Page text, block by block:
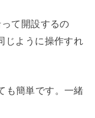
て開設するの
じように操作すれ
も簡単です。一緒